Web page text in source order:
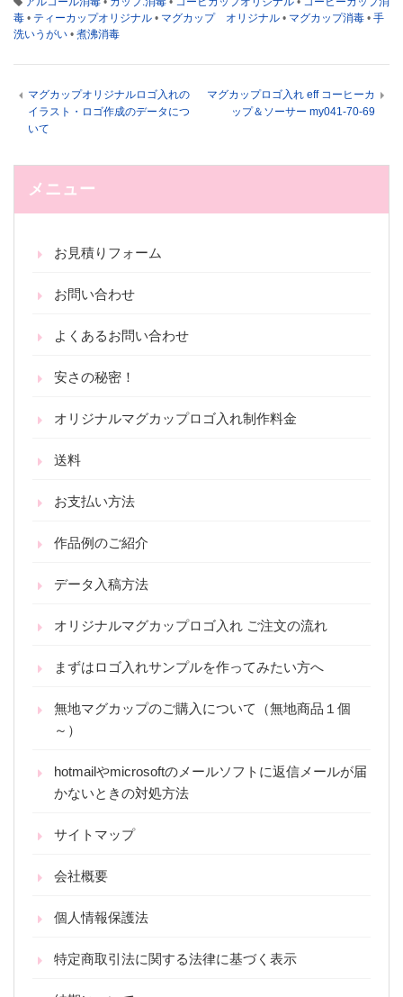
毒 • ティーカップオリジナル • マグカップ オリジナル • マグカップ消毒 • 手
洗いうがい • 煮沸消毒
マグカップオリジナルロゴ入れの
イラスト・ロゴ作成のデータにつ
いて
マグカップロゴ入れ eff コーヒーカ
ップ＆ソーサー my041-70-69
メニュー
お見積りフォーム
お問い合わせ
よくあるお問い合わせ
安さの秘密！
オリジナルマグカップロゴ入れ制作料金
送料
お支払い方法
作品例のご紹介
データ入稿方法
オリジナルマグカップロゴ入れ ご注文の流れ
まずはロゴ入れサンプルを作ってみたい方へ
無地マグカップのご購入について（無地商品１個
～）
hotmailやmicrosoftのメールソフトに返信メールが届
かないときの対処方法
サイトマップ
会社概要
個人情報保護法
特定商取引法に関する法律に基づく表示